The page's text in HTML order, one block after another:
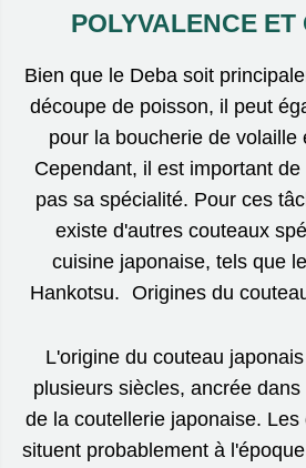
POLYVALENCE ET
Bien que le Deba soit
découpe de poisson, il peut
pour la boucherie de volaille
Cependant, il est important
pas sa spécialité. Pour ces
existe d'autres couteaux
cuisine japonaise, tels que
Hankotsu. Origines du
L'origine du couteau
plusieurs siècles, ancrée
de la coutellerie japonaise.
situent probablement à